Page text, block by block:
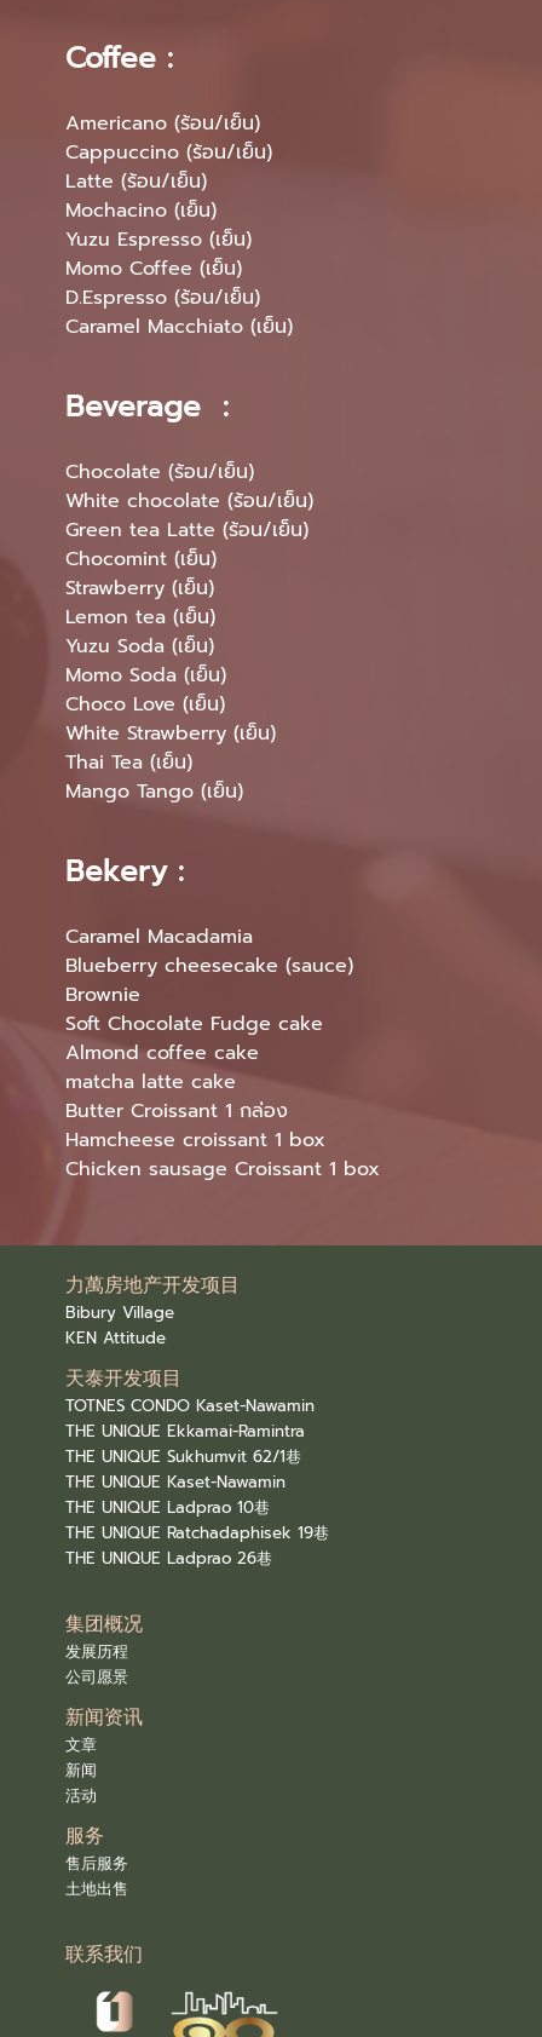
Coffee :
Americano (ร้อน/เย็น)
Cappuccino (ร้อน/เย็น)
Latte (ร้อน/เย็น)
Mochacino (เย็น)
Yuzu Espresso (เย็น)
Momo Coffee (เย็น)
D.Espresso (ร้อน/เย็น)
Caramel Macchiato (เย็น)
Beverage :
Chocolate (ร้อน/เย็น)
White chocolate (ร้อน/เย็น)
Green tea Latte (ร้อน/เย็น)
Chocomint (เย็น)
Strawberry (เย็น)
Lemon tea (เย็น)
Yuzu Soda (เย็น)
Momo Soda (เย็น)
Choco Love (เย็น)
White Strawberry (เย็น)
Thai Tea (เย็น)
Mango Tango (เย็น)
Bekery :
Caramel Macadamia
Blueberry cheesecake (sauce)
Brownie
Soft Chocolate Fudge cake
Almond coffee cake
matcha latte cake
Butter Croissant 1 กล่อง
Hamcheese croissant 1 box
Chicken sausage Croissant 1 box
力萬房地产开发项目
Bibury Village
KEN Attitude
天泰开发项目
TOTNES CONDO Kaset-Nawamin
THE UNIQUE Ekkamai-Ramintra
THE UNIQUE Sukhumvit 62/1巷
THE UNIQUE Kaset-Nawamin
THE UNIQUE Ladprao 10巷
THE UNIQUE Ratchadaphisek 19巷
THE UNIQUE Ladprao 26巷
集团概况
发展历程
公司愿景
新闻资讯
文章
新闻
活动
服务
售后服务
土地出售
联系我们